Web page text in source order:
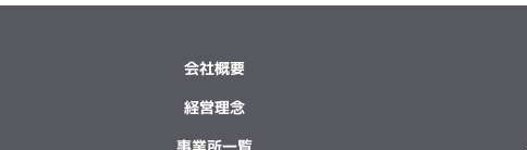
会社概要
経営理念
事業所一覧